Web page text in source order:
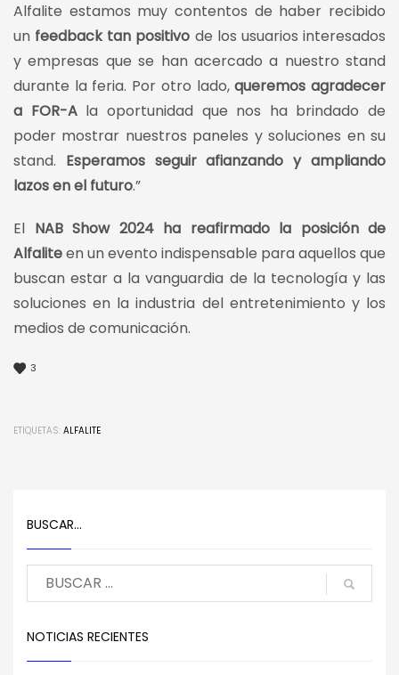
Alfalite estamos muy contentos de haber recibido
un feedback tan positivo de los usuarios interesados
y empresas que se han acercado a nuestro stand
durante la feria. Por otro lado,queremos agradecer
a FOR-Ala oportunidad que nos ha brindado de
poder mostrar nuestros paneles y soluciones en su
stand. Esperamos seguir afianzando y ampliando
lazos en el futuro.”
El NAB Show 2024 ha reafirmado la posición de
Alfaliteen un evento indispensable para aquellos que
buscan estar a la vanguardia de la tecnología y las
soluciones en la industria del entretenimiento y los
medios de comunicación.
3
ETIQUETAS: ALFALITE
BUSCAR…
NOTICIAS RECIENTES